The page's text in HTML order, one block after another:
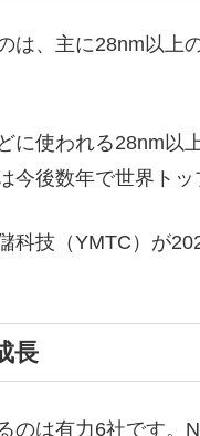
、主に28nm以上
使われる28nm以
今後数年で世界ト
技（YMTC）が
長
は有力6社です。